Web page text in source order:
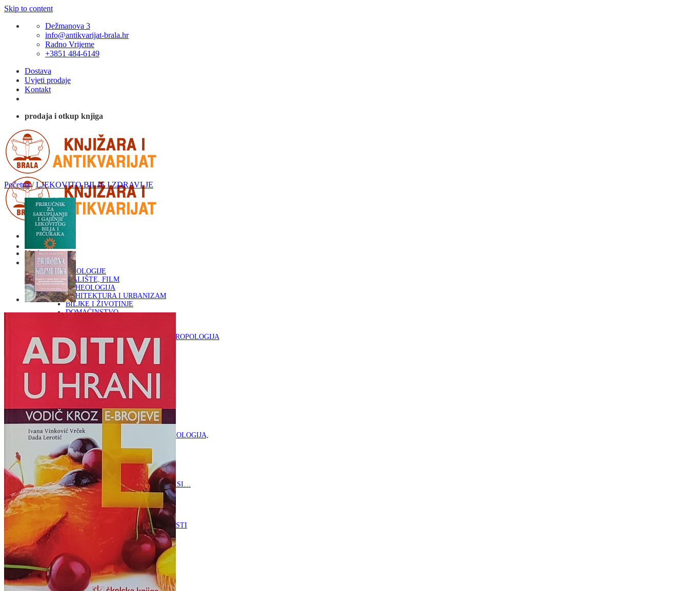
Skip to content
Dežmanova 3
info@antikvarijat-brala.hr
Radno Vrijeme
+3851 484-6149
Dostava
Uvjeti prodaje
Kontakt
prodaja i otkup knjiga
Naslovna
KNJIGE
OD ARHEOLOGIJE
DO KAZALIŠTE, FILM
ARHEOLOGIJA
ARHITEKTURA I URBANIZAM
BILJKE I ŽIVOTINJE
DOMAĆINSTVO
FILOZOFIJA, SOCIOLOGIJA, ANTROPOLOGIJA
FOTOGRAFIJA
GLAZBENA UMJETNOST
KAZALIŠTE, FILM
OD KNJIŽEVNOST
DO RELIGIJA
KNJIŽEVNOST
LIKOVNA UMJETNOST
MITOLOGIJA
POVIJEST I PUBLICISTIKA
PRIRODNE ZNANOSTI
PSIHOLOGIJA, POPULARNA PSIHOLOGIJA,
ALTERNATIVA
RAZNO
RELIGIJA
OD RJEČNIKA
DO ZEMLJOVIDA
RJEČNICI, GRAMATIKE, PRAVOPISI…
ŠAH
SPORT
STRIPOVI
TEHNIČKE ZNANOSTI
TEORIJA I POVIJEST KNJIŽEVNOSTI
VEDUTE
Otkup knjiga
O nama
Novosti
AKCIJA
Početna / LJEKOVITO BILJE I ZDRAVLJE